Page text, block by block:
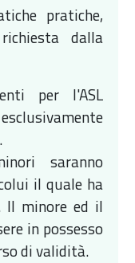
pratiche,
dalla
per l'ASL
.
saranno
il quale ha
Il minore ed il
in possesso
di validità.